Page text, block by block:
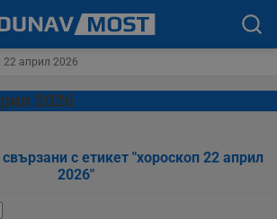
22 април 2026
2026
с етикет "хороскоп 22 април
2026"